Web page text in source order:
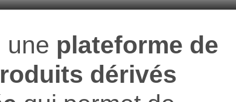
une plateforme de
dérivés